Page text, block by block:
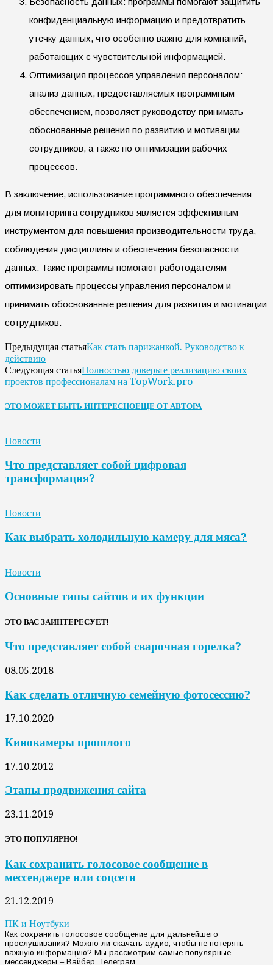
конфиденциальную информацию и предотвратить
утечку данных, что особенно важно для компаний,
работающих с чувствительной информацией.
Оптимизация процессов управления персоналом:
анализ данных, предоставляемых программным
обеспечением, позволяет руководству принимать
обоснованные решения по развитию и мотивации
сотрудников, а также по оптимизации рабочих
процессов.
В заключение, использование программного обеспечения
для мониторинга сотрудников является эффективным
инструментом для повышения производительности труда,
соблюдения дисциплины и обеспечения безопасности
данных. Такие программы помогают работодателям
оптимизировать процессы управления персоналом и
принимать обоснованные решения для развития и мотивации
сотрудников.
Предыдущая статьяКак стать парижанкой. Руководство к
действию
Следующая статьяПолностью доверьте реализацию своих
проектов профессионалам на TopWork.pro
ЭТО МОЖЕТ БЫТЬ ИНТЕРЕСНОЕЩЕ ОТ АВТОРА
Новости
Что представляет собой цифровая
трансформация?
Новости
Как выбрать холодильную камеру для мяса?
Новости
Основные типы сайтов и их функции
ЭТО ВАС ЗАИНТЕРЕСУЕТ!
Что представляет собой сварочная горелка?
08.05.2018
Как сделать отличную семейную фотосессию?
17.10.2020
Кинокамеры прошлого
17.10.2012
Этапы продвижения сайта
23.11.2019
ЭТО ПОПУЛЯРНО!
Как сохранить голосовое сообщение в
мессенджере или соцсети
21.12.2019
ПК и Ноутбуки
Как сохранить голосовое сообщение для дальнейшего
прослушивания? Можно ли скачать аудио, чтобы не потерять
важную информацию? Мы рассмотрим самые популярные
мессенджеры – Вайбер, Телеграм...